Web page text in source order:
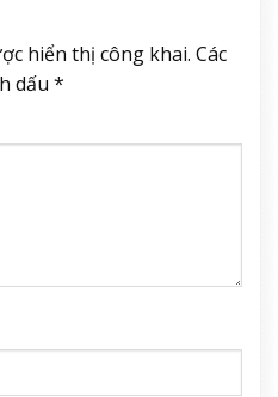
hiển thị công khai. Các
dấu *